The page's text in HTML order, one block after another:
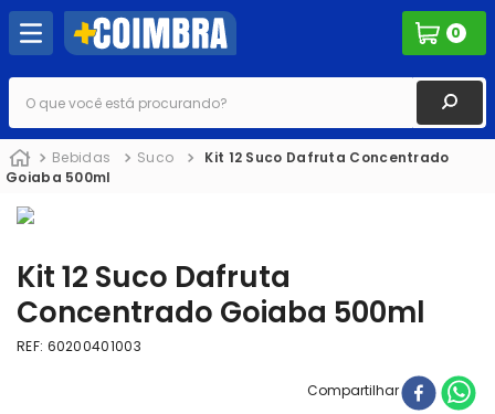
0
O que você está procurando?
Bebidas Suco
Kit 12 Suco Dafruta Concentrado
Goiaba 500ml
Kit 12 Suco Dafruta
Concentrado Goiaba 500ml
REF: 60200401003
Compartilhar